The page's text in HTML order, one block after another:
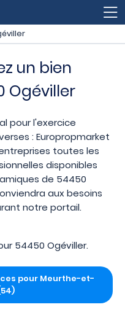
un bien
Ogéviller
pour l'exercice
: Europropmarket
toutes les
disponibles
de 54450
aux besoins
notre portail.
54450 Ogéviller.
pour Meurthe-et-